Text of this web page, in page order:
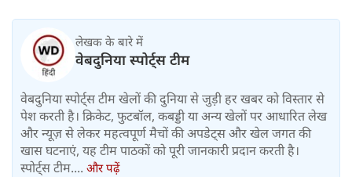
लेखक के बारे में
वेबदुनिया स्पोर्ट्स टीम
वेबदुनिया स्पोर्ट्स टीम खेलों की दुनिया से जुड़ी हर खबर को विस्तार से
पेश करती है। क्रिकेट, फुटबॉल, कबड्डी या अन्य खेलों पर आधारित लेख
और न्यूज़ से लेकर महत्वपूर्ण मैचों की अपडेट्स और खेल जगत की
खास घटनाएं, यह टीम पाठकों को पूरी जानकारी प्रदान करती है।
स्पोर्ट्स टीम.... और पढ़ें